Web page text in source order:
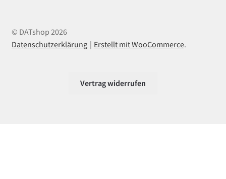
© DATshop 2026
Datenschutzerklärung
Erstellt mit WooCommerce.
Vertrag widerrufen